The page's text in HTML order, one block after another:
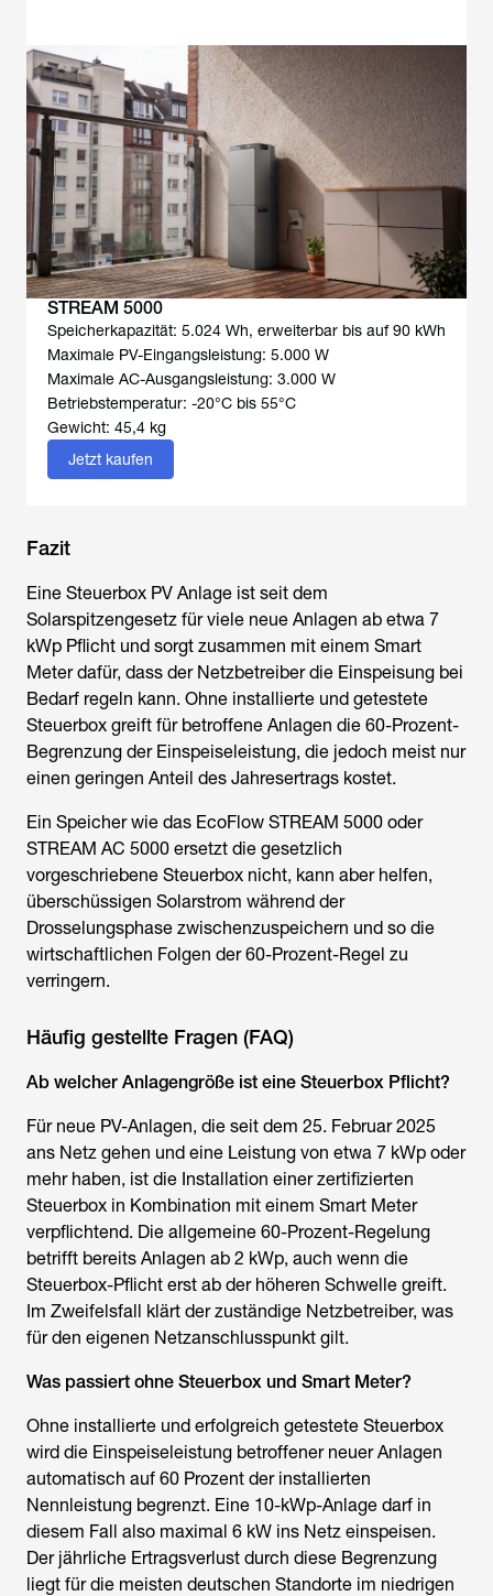
STREAM 5000
Speicherkapazität: 5.024 Wh, erweiterbar bis auf 90 kWh
Maximale PV-Eingangsleistung: 5.000 W
Maximale AC-Ausgangsleistung: 3.000 W
Betriebstemperatur: -20°C bis 55°C
Gewicht: 45,4 kg
Jetzt kaufen
Fazit
Eine Steuerbox PV Anlage ist seit dem
Solarspitzengesetz für viele neue Anlagen ab etwa 7
kWp Pflicht und sorgt zusammen mit einem Smart
Meter dafür, dass der Netzbetreiber die Einspeisung bei
Bedarf regeln kann. Ohne installierte und getestete
Steuerbox greift für betroffene Anlagen die 60-Prozent-
Begrenzung der Einspeiseleistung, die jedoch meist nur
einen geringen Anteil des Jahresertrags kostet.
Ein Speicher wie das EcoFlow STREAM 5000 oder
STREAM AC 5000 ersetzt die gesetzlich
vorgeschriebene Steuerbox nicht, kann aber helfen,
überschüssigen Solarstrom während der
Drosselungsphase zwischenzuspeichern und so die
wirtschaftlichen Folgen der 60-Prozent-Regel zu
verringern.
Häufig gestellte Fragen (FAQ)
Ab welcher Anlagengröße ist eine Steuerbox Pflicht?
Für neue PV-Anlagen, die seit dem 25. Februar 2025
ans Netz gehen und eine Leistung von etwa 7 kWp oder
mehr haben, ist die Installation einer zertifizierten
Steuerbox in Kombination mit einem Smart Meter
verpflichtend. Die allgemeine 60-Prozent-Regelung
betrifft bereits Anlagen ab 2 kWp, auch wenn die
Steuerbox-Pflicht erst ab der höheren Schwelle greift.
Im Zweifelsfall klärt der zuständige Netzbetreiber, was
für den eigenen Netzanschlusspunkt gilt.
Was passiert ohne Steuerbox und Smart Meter?
Ohne installierte und erfolgreich getestete Steuerbox
wird die Einspeiseleistung betroffener neuer Anlagen
automatisch auf 60 Prozent der installierten
Nennleistung begrenzt. Eine 10-kWp-Anlage darf in
diesem Fall also maximal 6 kW ins Netz einspeisen.
Der jährliche Ertragsverlust durch diese Begrenzung
liegt für die meisten deutschen Standorte im niedrigen